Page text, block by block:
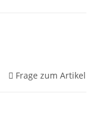
Frage zum Artikel